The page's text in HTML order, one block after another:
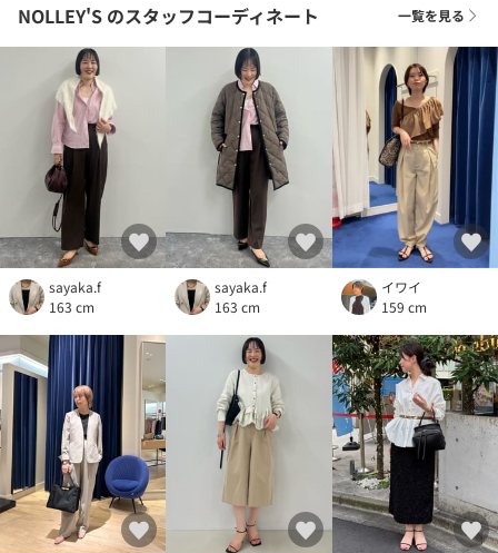
NOLLEY'S のスタッフコーディネート 一覧を見る
sayaka.f
163 cm
sayaka.f
163 cm
イワイ
159 cm